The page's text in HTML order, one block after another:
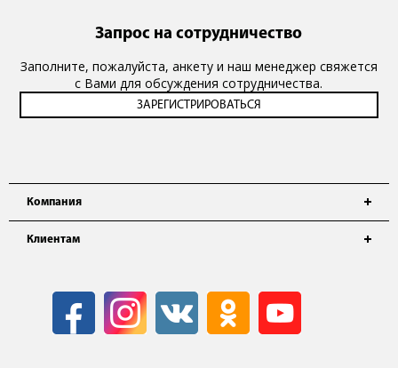
Компания
Клиентам
Запрос на сотрудничество
Заполните, пожалуйста, анкету и наш менеджер свяжется
с Вами для обсуждения сотрудничества.